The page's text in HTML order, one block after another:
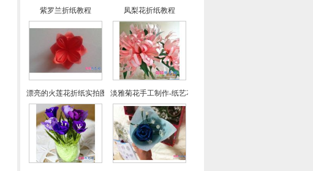
紫罗兰折纸教程 凤梨花折纸教程
漂亮的火莲花折纸实拍图文教程淡雅菊花手工制作-纸艺花制作教程